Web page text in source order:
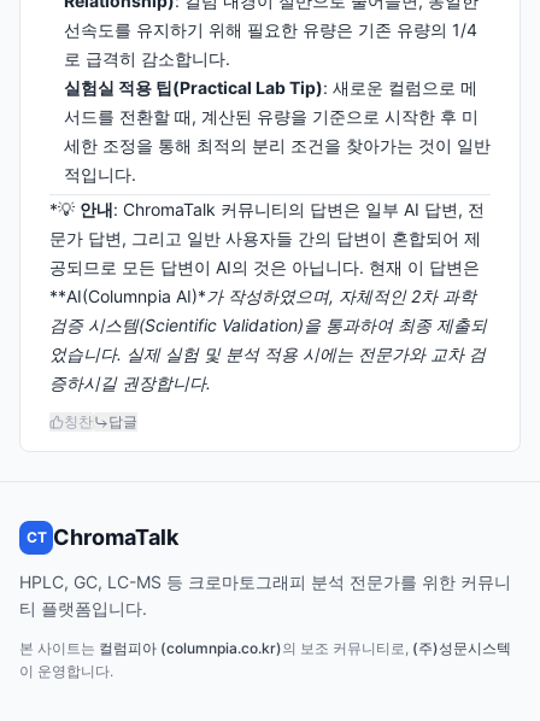
선속도를 유지하기 위해 필요한 유량은 기존 유량의 1/4
로 급격히 감소합니다.
실험실 적용 팁(Practical Lab Tip): 새로운 컬럼으로 메
서드를 전환할 때, 계산된 유량을 기준으로 시작한 후 미
세한 조정을 통해 최적의 분리 조건을 찾아가는 것이 일반
적입니다.
*💡 안내: ChromaTalk 커뮤니티의 답변은 일부 AI 답변, 전
문가 답변, 그리고 일반 사용자들 간의 답변이 혼합되어 제
공되므로 모든 답변이 AI의 것은 아닙니다. 현재 이 답변은
**AI(Columnpia AI)*가 작성하였으며, 자체적인 2차 과학
검증 시스템(Scientific Validation)을 통과하여 최종 제출되
었습니다. 실제 실험 및 분석 적용 시에는 전문가와 교차 검
증하시길 권장합니다.
칭찬 답글
CT ChromaTalk
HPLC, GC, LC-MS 등 크로마토그래피 분석 전문가를 위한 커뮤니
티 플랫폼입니다.
본 사이트는 컬럼피아 (columnpia.co.kr)의 보조 커뮤니티로, (주)성문시스텍
이 운영합니다.